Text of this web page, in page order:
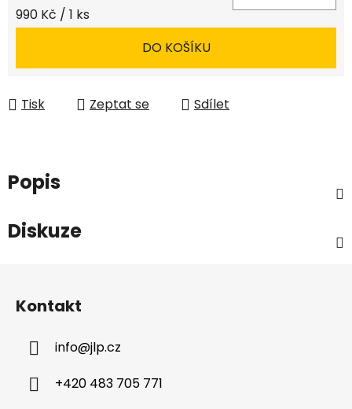
Měrná cena:
990 Kč / 1 ks
DO KOŠÍKU
Tisk Zeptat se Sdílet
Popis
Diskuze
Kontakt
info@jlp.cz
+420 483 705 771